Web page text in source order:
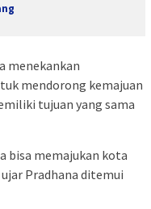
menekankan
mendorong kemajuan
tujuan yang sama
bisa memajukan kota
Pradhana ditemui